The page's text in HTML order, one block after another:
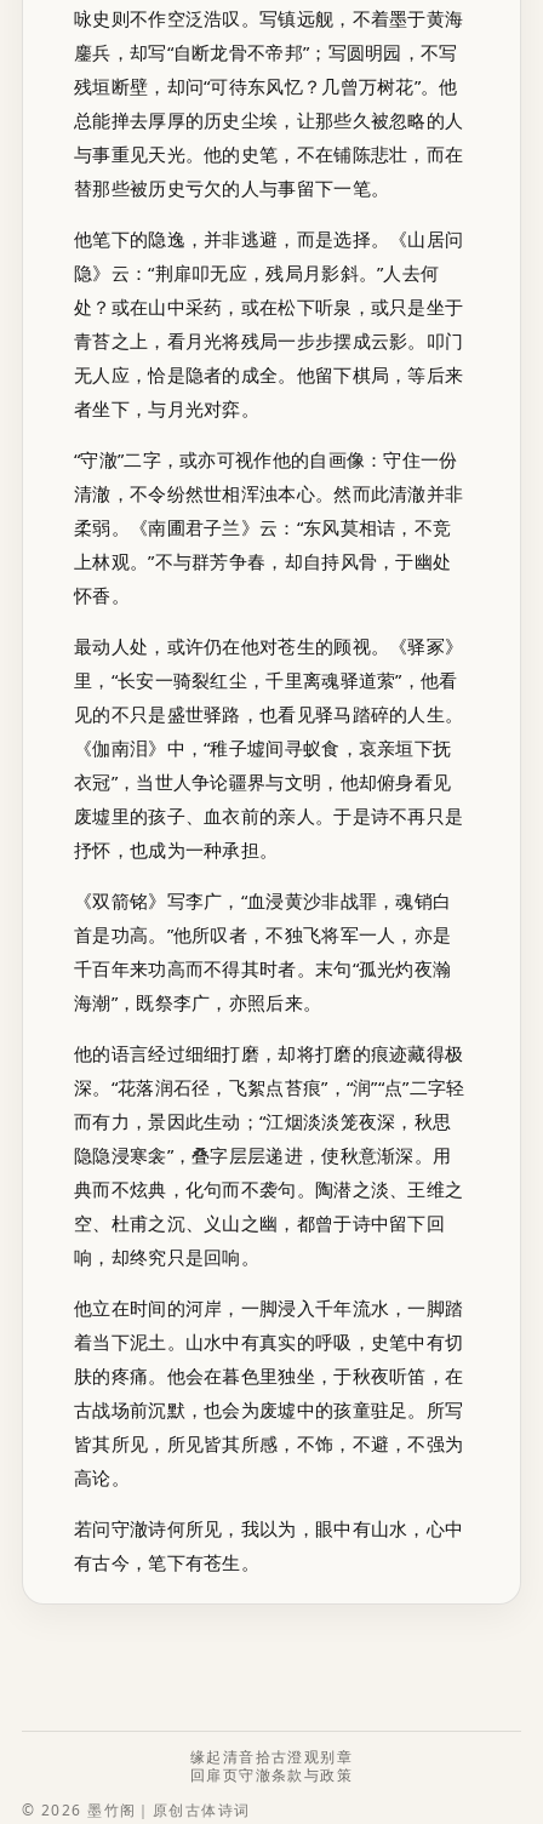
咏史则不作空泛浩叹。写镇远舰，不着墨于黄海
鏖兵，却写“自断龙骨不帝邦”；写圆明园，不写
残垣断壁，却问“可待东风忆？几曾万树花”。他
总能掸去厚厚的历史尘埃，让那些久被忽略的人
与事重见天光。他的史笔，不在铺陈悲壮，而在
替那些被历史亏欠的人与事留下一笔。
他笔下的隐逸，并非逃避，而是选择。《山居问
隐》云：“荆扉叩无应，残局月影斜。”人去何
处？或在山中采药，或在松下听泉，或只是坐于
青苔之上，看月光将残局一步步摆成云影。叩门
无人应，恰是隐者的成全。他留下棋局，等后来
者坐下，与月光对弈。
“守澈”二字，或亦可视作他的自画像：守住一份
清澈，不令纷然世相浑浊本心。然而此清澈并非
柔弱。《南圃君子兰》云：“东风莫相诘，不竞
上林观。”不与群芳争春，却自持风骨，于幽处
怀香。
最动人处，或许仍在他对苍生的顾视。《驿冢》
里，“长安一骑裂红尘，千里离魂驿道萦”，他看
见的不只是盛世驿路，也看见驿马踏碎的人生。
《伽南泪》中，“稚子墟间寻蚁食，哀亲垣下抚
衣冠”，当世人争论疆界与文明，他却俯身看见
废墟里的孩子、血衣前的亲人。于是诗不再只是
抒怀，也成为一种承担。
《双箭铭》写李广，“血浸黄沙非战罪，魂销白
首是功高。”他所叹者，不独飞将军一人，亦是
千百年来功高而不得其时者。末句“孤光灼夜瀚
海潮”，既祭李广，亦照后来。
他的语言经过细细打磨，却将打磨的痕迹藏得极
深。“花落润石径，飞絮点苔痕”，“润”“点”二字轻
而有力，景因此生动；“江烟淡淡笼夜深，秋思
隐隐浸寒衾”，叠字层层递进，使秋意渐深。用
典而不炫典，化句而不袭句。陶潜之淡、王维之
空、杜甫之沉、义山之幽，都曾于诗中留下回
响，却终究只是回响。
他立在时间的河岸，一脚浸入千年流水，一脚踏
着当下泥土。山水中有真实的呼吸，史笔中有切
肤的疼痛。他会在暮色里独坐，于秋夜听笛，在
古战场前沉默，也会为废墟中的孩童驻足。所写
皆其所见，所见皆其所感，不饰，不避，不强为
高论。
若问守澈诗何所见，我以为，眼中有山水，心中
有古今，笔下有苍生。
缘起清音拾古澄观别章
回扉页守澈条款与政策
© 2026 墨竹阁｜原创古体诗词